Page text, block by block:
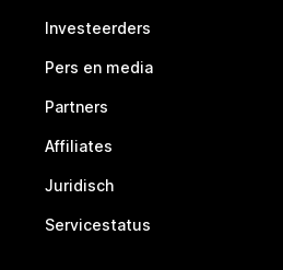
Investeerders
Pers en media
Partners
Affiliates
Juridisch
Servicestatus